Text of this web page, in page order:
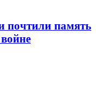
почтили память